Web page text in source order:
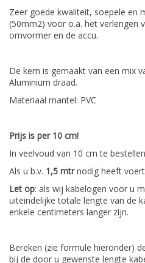
Zeer goede kwaliteit, soepele en
(50mm2) voor o.a. het verlengen
omvormer en de accu.
De kern is gemaakt van een mix
Aluminium draad.
Materiaal mantel: PVC
Prijs is per 10 cm!
In veelvoud van 10 cm te
Als u b.v. 1,5 mtrnodig heeft
Let op: als wij kabelogen voor u
uiteindelijke totale lengte van de
enkele centimeters langer zijn.
Bereken (zie formule hieronder)
bij de door u gewenste lengte